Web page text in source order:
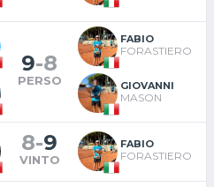
9-8
PERSO
FABIO
FORASTIERO
GIOVANNI
MASON
8-9
VINTO
FABIO
FORASTIERO